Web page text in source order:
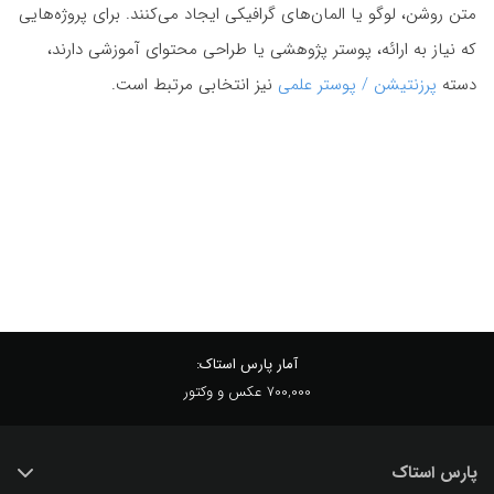
متن روشن، لوگو یا المان‌های گرافیکی ایجاد می‌کنند. برای پروژه‌هایی
که نیاز به ارائه، پوستر پژوهشی یا طراحی محتوای آموزشی دارند،
دسته پرزنتیشن / پوستر علمی نیز انتخابی مرتبط است.
آمار پارس استاک:
700,000 عکس و وکتور
پارس استاک